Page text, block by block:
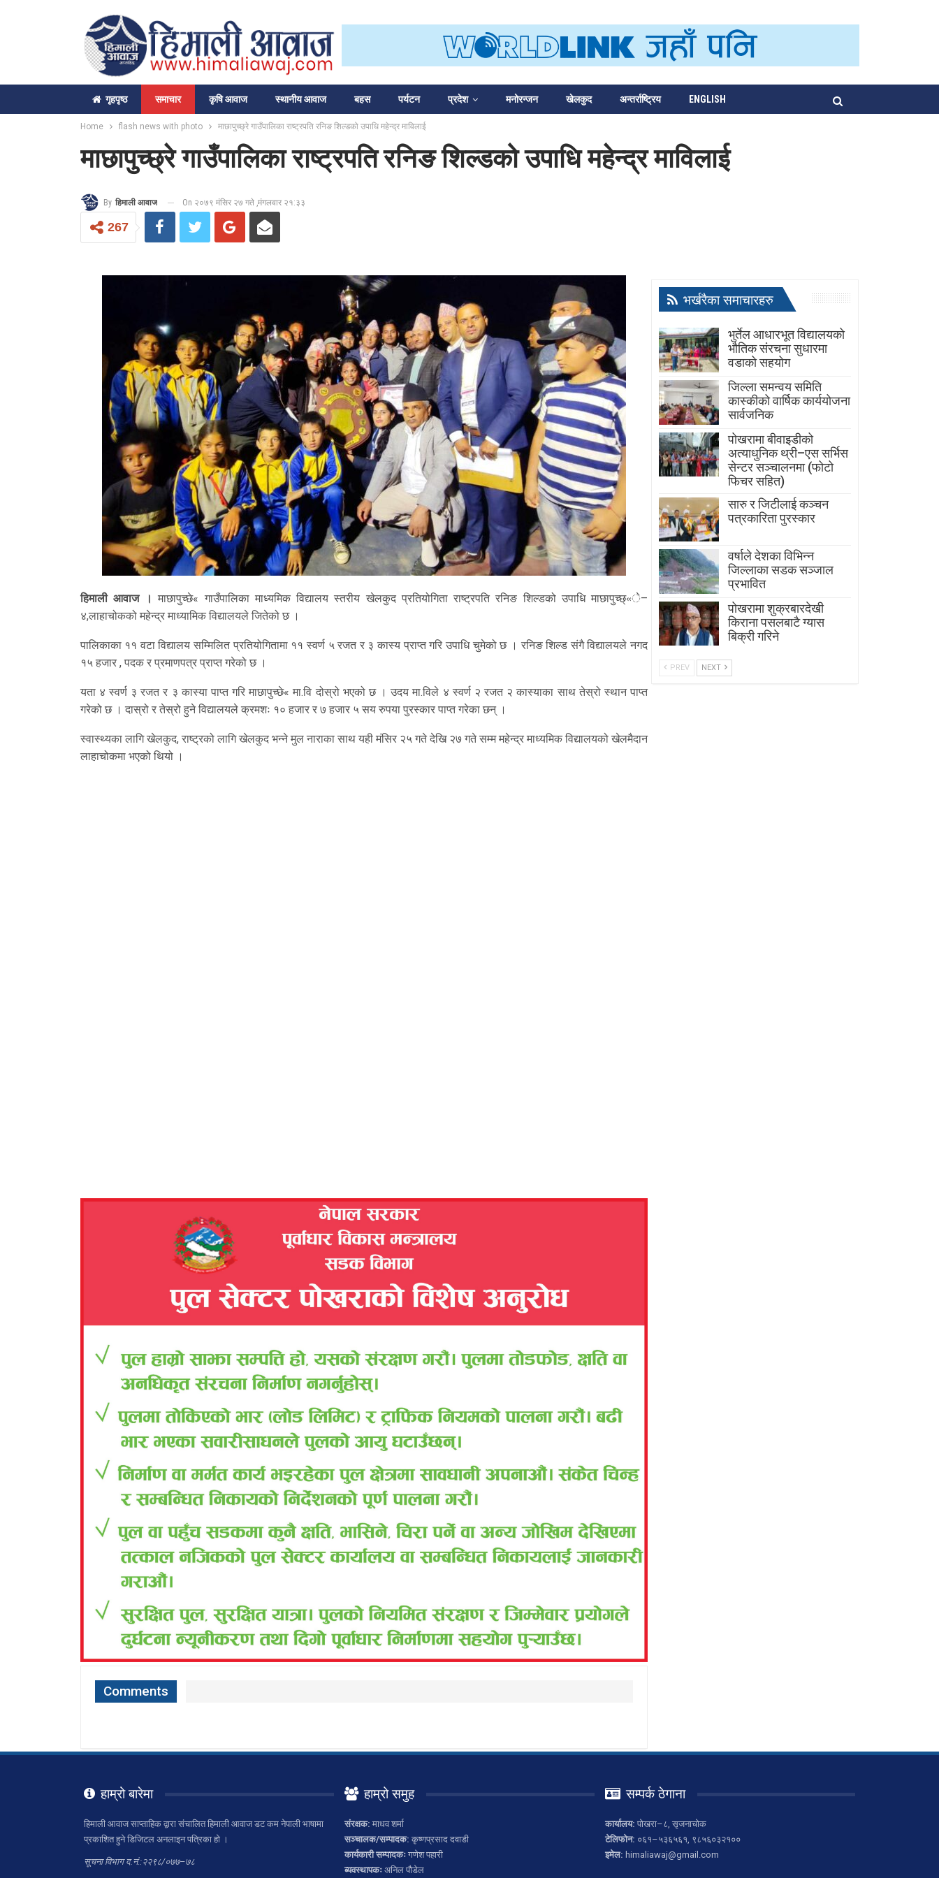
गृहपृष्‍ठ समाचार कृषि आवाज स्थानीय आवाज बहस पर्यटन प्रदेश मनोरन्जन खेलकुद अन्तर्राष्ट्रिय ENGLISH
Home flash news with photo माछापुच्छ्रे गाउँपालिका राष्ट्रपति रनिङ शिल्डको उपाधि महेन्द्र माविलाई
माछापुच्छ्रे गाउँपालिका राष्ट्रपति रनिङ शिल्डको उपाधि महेन्द्र माविलाई
By हिमाली आवाज On २०७९ मंसिर २७ गते ,मंगलवार २१:३३
267
हिमाली आवाज । माछापुच्छे« गाउँपालिका माध्यमिक विद्यालय स्तरीय खेलकुद प्रतियोगिता राष्ट्रपति रनिङ शिल्डको उपाधि माछापुच्छ्«े–
४,लाहाचोकको महेन्द्र माध्यामिक विद्यालयले जितेको छ ।
पालिकाका ११ वटा विद्यालय सम्मिलित प्रतियोगितामा ११ स्वर्ण ५ रजत र ३ कास्य प्राप्त गरि उपाधि चुमेको छ । रनिङ शिल्ड संगै विद्यालयले नगद
१५ हजार , पदक र प्रमाणपत्र प्राप्त गरेको छ ।
यता ४ स्वर्ण ३ रजत र ३ कास्या पाप्त गरि माछापुच्छे« मा.वि दोस्रो भएको छ । उदय मा.विले ४ स्वर्ण २ रजत २ कास्याका साथ तेस्रो स्थान पाप्त
गरेको छ । दास्रो र तेस्रो हुने विद्यालयले क्रमशः १० हजार र ७ हजार ५ सय रुपया पुरस्कार पाप्त गरेका छन् ।
स्वास्थ्यका लागि खेलकुद, राष्ट्रको लागि खेलकुद भन्ने मुल नाराका साथ यही मंसिर २५ गते देखि २७ गते सम्म महेन्द्र माध्यमिक विद्यालयको खेलमैदान
लाहाचोकमा भएको थियो ।
Comments
भर्खरैका समाचारहरु
भुर्तेल आधारभूत विद्यालयको
भौतिक संरचना सुधारमा
वडाको सहयोग
जिल्ला समन्वय समिति
कास्कीको वार्षिक कार्ययोजना
सार्वजनिक
पोखरामा बीवाइडीको
अत्याधुनिक थ्री–एस सर्भिस
सेन्टर सञ्चालनमा (फोटो
फिचर सहित)
सारु र जिटीलाई कञ्चन
पत्रकारिता पुरस्कार
वर्षाले देशका विभिन्न
जिल्लाका सडक सञ्जाल
प्रभावित
पोखरामा शुक्रबारदेखी
किराना पसलबाटै ग्यास
बिक्री गरिने
PREV NEXT
हाम्रो बारेमा
हिमाली आवाज साप्ताहिक द्वारा संचालित हिमाली आवाज डट कम नेपाली भाषामा
प्रकाशित हुने डिजिटल अनलाइन पत्रिका हो ।
सूचना विभाग द.नं.:२२९८/०७७–७८
हाम्रो समुह
संरक्षक: माधव शर्मा
सञ्चालक/सम्पादक: कृष्णप्रसाद दवाडी
कार्यकारी सम्पादकःगणेश पहारी
ब्यवस्थापकःअनिल पौडेल
सम्पर्क ठेगाना
कार्यालय: पोखरा–८, सृजनाचोक
टेलिफोन: ०६१–५३६५६१, ९८५६०३२१००
इमेल: himaliawaj@gmail.com